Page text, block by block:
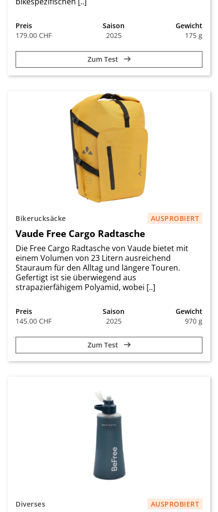
Preis
179.00 CHF
Saison
2025
Gewicht
175 g
Zum Test
Bikerucksäcke AUSPROBIERT
Vaude Free Cargo Radtasche
Die Free Cargo Radtasche von Vaude bietet mit
einem Volumen von 23 Litern ausreichend
Stauraum für den Alltag und längere Touren.
Gefertigt ist sie überwiegend aus
strapazierfähigem Polyamid, wobei [..]
Preis
145.00 CHF
Saison
2025
Gewicht
970 g
Zum Test
Diverses AUSPROBIERT